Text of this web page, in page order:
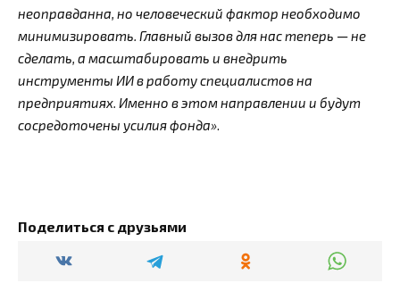
неоправданна, но человеческий фактор необходимо
минимизировать. Главный вызов для нас теперь — не
сделать, а масштабировать и внедрить
инструменты ИИ в работу специалистов на
предприятиях. Именно в этом направлении и будут
сосредоточены усилия фонда»
Поделиться с друзьями